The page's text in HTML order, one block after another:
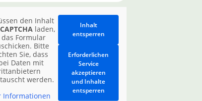
den Inhalt
laden,
Formular
Bitte
Sie, dass
Daten mit
werden.
Informationen
Inhalt
entsperren
Erforderlichen
Service
akzeptieren
und Inhalte
entsperren